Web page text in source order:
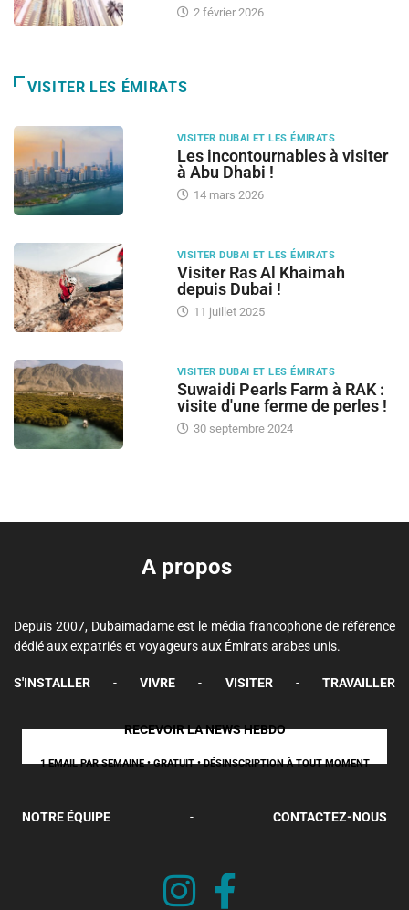
2 février 2026
VISITER LES ÉMIRATS
VISITER DUBAI ET LES ÉMIRATS
Les incontournables à visiter
à Abu Dhabi !
14 mars 2026
VISITER DUBAI ET LES ÉMIRATS
Visiter Ras Al Khaimah
depuis Dubai !
11 juillet 2025
VISITER DUBAI ET LES ÉMIRATS
Suwaidi Pearls Farm à RAK :
visite d'une ferme de perles !
30 septembre 2024
A propos
Depuis 2007, Dubaimadame est le média francophone de référence
dédié aux expatriés et voyageurs aux Émirats arabes unis.
S'INSTALLER - VIVRE - VISITER - TRAVAILLER
RECEVOIR LA NEWS HEBDO
1 EMAIL PAR SEMAINE • GRATUIT • DÉSINSCRIPTION À TOUT MOMENT
NOTRE ÉQUIPE - CONTACTEZ-NOUS